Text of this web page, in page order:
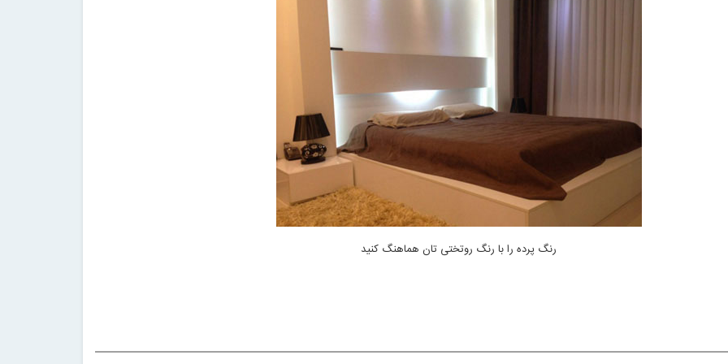
رنگ پرده را با رنگ روتختی تان هماهنگ کنید